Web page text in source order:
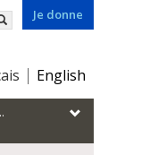
Je donne
English
Rechercher